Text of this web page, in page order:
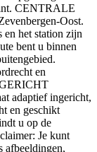
CENTRALE
Oost.
en het station zijn
bent u binnen
en
adaptief ingericht,
en geschikt
u op de
Je kunt
afbeeldingen,